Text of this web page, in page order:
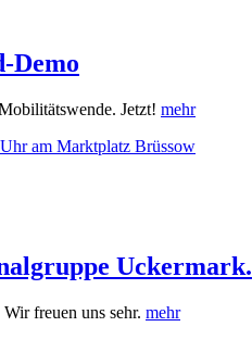
Demo
Jetzt! mehr
Uckermark.
freuen uns sehr. mehr